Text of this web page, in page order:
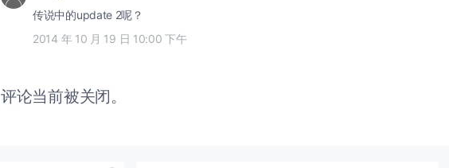
传说中的update 2呢？
2014 年 10 月 19 日 10:00 下午
评论当前被关闭。